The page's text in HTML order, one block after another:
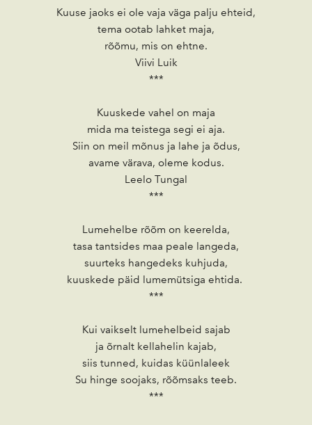
Kuuse jaoks ei ole vaja väga palju ehteid,
tema ootab lahket maja,
rõõmu, mis on ehtne.
Viivi Luik
***
Kuuskede vahel on maja
mida ma teistega segi ei aja.
Siin on meil mõnus ja lahe ja õdus,
avame värava, oleme kodus.
Leelo Tungal
***
Lumehelbe rõõm on keerelda,
tasa tantsides maa peale langeda,
suurteks hangedeks kuhjuda,
kuuskede päid lumemütsiga ehtida.
***
Kui vaikselt lumehelbeid sajab
ja õrnalt kellahelin kajab,
siis tunned, kuidas küünlaleek
Su hinge soojaks, rõõmsaks teeb.
***